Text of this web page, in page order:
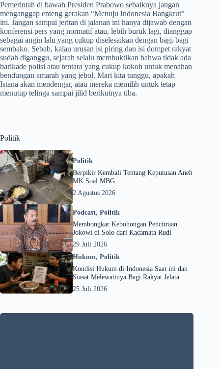
Pemerintah di bawah Presiden Prabowo sebaiknya jangan
menganggap enteng gerakan “Menuju Indonesia Bangkrut”
ini. Jangan sampai jeritan di jalanan ini hanya dijawab dengan
konferensi pers yang normatif atau, lebih buruk lagi, dianggap
sebagai angin lalu yang cukup diselesaikan dengan bagi-bagi
sembako. Sebab, kalau urusan isi piring dan isi dompet rakyat
sudah diganggu, sejarah selalu membuktikan bahwa tidak ada
barikade polisi atau tentara yang cukup kokoh untuk menahan
bendungan amarah yang jebol. Mari kita tunggu, apakah
Istana akan mendengar, atau mereka memilih untuk tetap
menutup telinga sampai jilid berikutnya tiba.
Politik
Politik
Berpikir Kembali Tentang Keputusan Aneh
MK Soal MBG
2 Agustus 2026
Podcast, Politik
Membongkar Kebohongan Pencitraan
Jokowi di Solo dari Kacamata Rudi
29 Juli 2026
Hukum, Politik
Kondisi Hukum di Indonesia Saat ini dan
Siasat Melewatinya Bagi Rakyat Jelata
25 Juli 2026